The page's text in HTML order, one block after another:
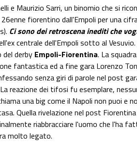
e Maurizio Sarri, un binomio che si
fiorentino dall'Empoli per una
Ci sono dei retroscena inediti che
centrale dell'Empoli sotto al
derby Empoli-Fiorentina. La
fantastica ed a fine gara Lorenzo
senza giri di parole nel post
reazione dei tifosi fu esemplare,
una big come il Napoli non puoi e
Quella rivelazione nel post
riabbracciare l'uomo che l'ha
molto legato.